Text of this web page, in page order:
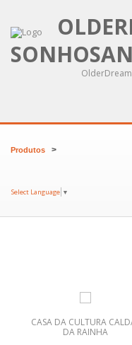
Produtos >
Select Language ▼
CASA DA CULTURA
DA RAINHA